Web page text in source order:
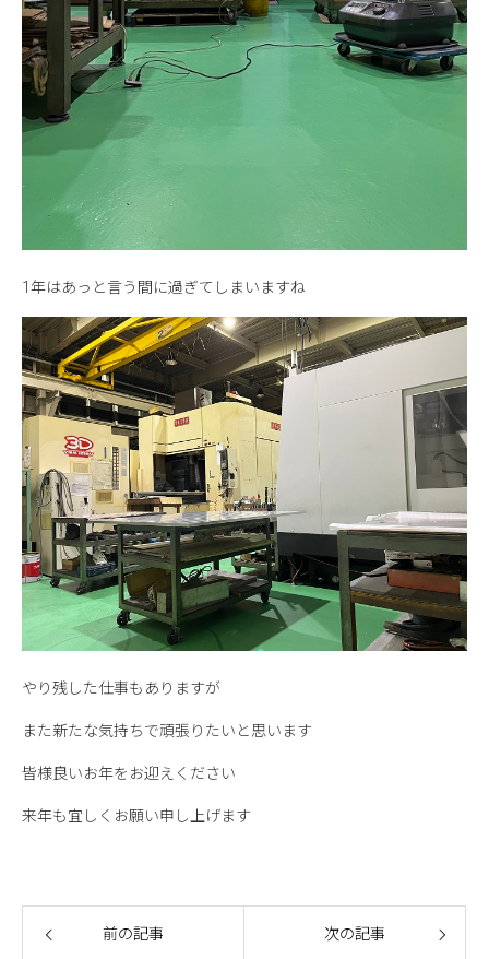
1年はあっと言う間に過ぎてしまいますね
やり残した仕事もありますが
また新たな気持ちで頑張りたいと思います
皆様良いお年をお迎えください
来年も宜しくお願い申し上げます
前の記事 次の記事